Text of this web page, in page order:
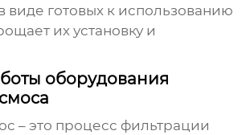
виде готовых к использованию
их установку и
оборудования
– это процесс фильтрации